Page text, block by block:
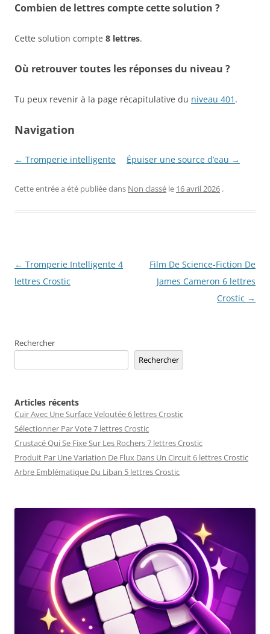
Combien de lettres compte cette solution ?
Cette solution compte 8 lettres.
Où retrouver toutes les réponses du niveau ?
Tu peux revenir à la page récapitulative du niveau 401 .
Navigation
← Tromperie intelligente Épuiser une source d’eau →
Cette entrée a été publiée dans Non classé le 16 avril 2026 .
Navigation
des
← Tromperie Intelligente 4
lettres Crostic
Film De Science-Fiction De
James Cameron 6 lettres
Crostic →
Rechercher
Rechercher
Articles récents
Cuir Avec Une Surface Veloutée 6 lettres Crostic
Sélectionner Par Vote 7 lettres Crostic
Crustacé Qui Se Fixe Sur Les Rochers 7 lettres Crostic
Produit Par Une Variation De Flux Dans Un Circuit 6 lettres Crostic
Arbre Emblématique Du Liban 5 lettres Crostic